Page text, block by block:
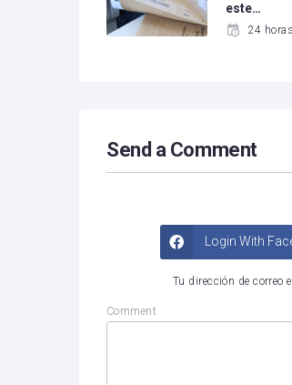
este…
24
Send a Comment
Login With
Tu dirección de correo
Comment